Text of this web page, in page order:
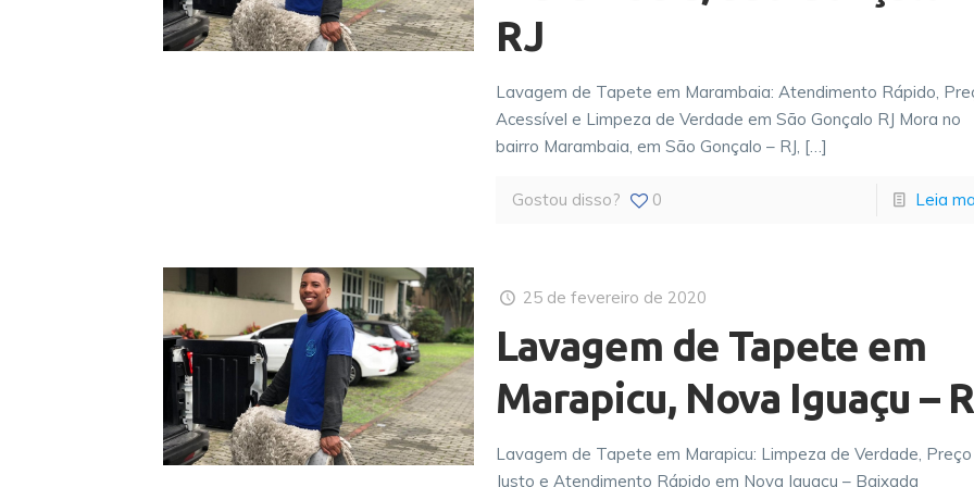
RJ
Lavagem de Tapete em Marambaia: Atendimento Rápido,
Acessível e Limpeza de Verdade em São Gonçalo RJ Mora no
bairro Marambaia, em São Gonçalo – RJ, […]
Gostou disso? 0 Leia
25 de fevereiro de 2020
Lavagem de Tapete em
Marapicu, Nova Iguaçu –
Lavagem de Tapete em Marapicu: Limpeza de Verdade, Preço
Justo e Atendimento Rápido em Nova Iguaçu – Baixada